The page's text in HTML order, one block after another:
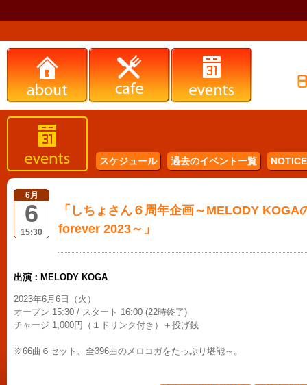
スケジュール 過去のイベント一覧
6月
6
15:30
「しちょさん６周年企画～MELODY
forever 2023～」
出演：MELODY KOGA
2023年6月6日（火）
オープン 15:30 / スタート 16:00 (22時終了)
チャージ 1,000円（１ドリンク付き）＋投げ銭
※66曲６セット、全396曲のメロコガをたっぷり堪能～。